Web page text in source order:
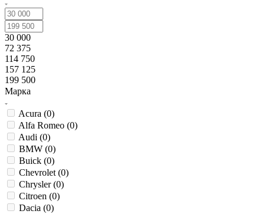
30 000
72 375
114 750
157 125
199 500
Марка
Acura (0)
Alfa Romeo (0)
Audi (0)
BMW (0)
Buick (0)
Chevrolet (0)
Chrysler (0)
Citroen (0)
Dacia (0)